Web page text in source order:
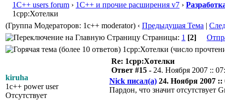
1С++ users forum › 1С++ и прочие расширения v7 ›
1cpp:Хотелки
(Группа Модераторов: 1c++ moderator) ‹ Предыдущая Тема |
Страницы: 1 [2]
1cpp:Хотелки (число
kiruha
1c++ power user
Отсутствует
Re: 1cpp:Хотелки
Ответ #15 - 24. Ноября 2007 ::
Nick писал(а) 24. Ноября 2007 ::
Пардон, что значит отсутствует